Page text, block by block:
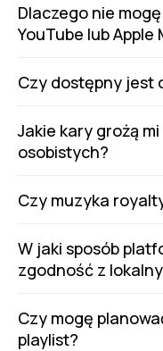
Dlaczego nie
YouTube lub Apple
Czy dostępny jest
Jakie kary grożą
osobistych?
Czy muzyka
W jaki sposób
zgodność z
Czy mogę
playlist?